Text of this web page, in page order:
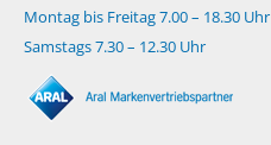
Montag bis Freitag 7.00 – 18.30 Uhr
Samstags 7.30 – 12.30 Uhr